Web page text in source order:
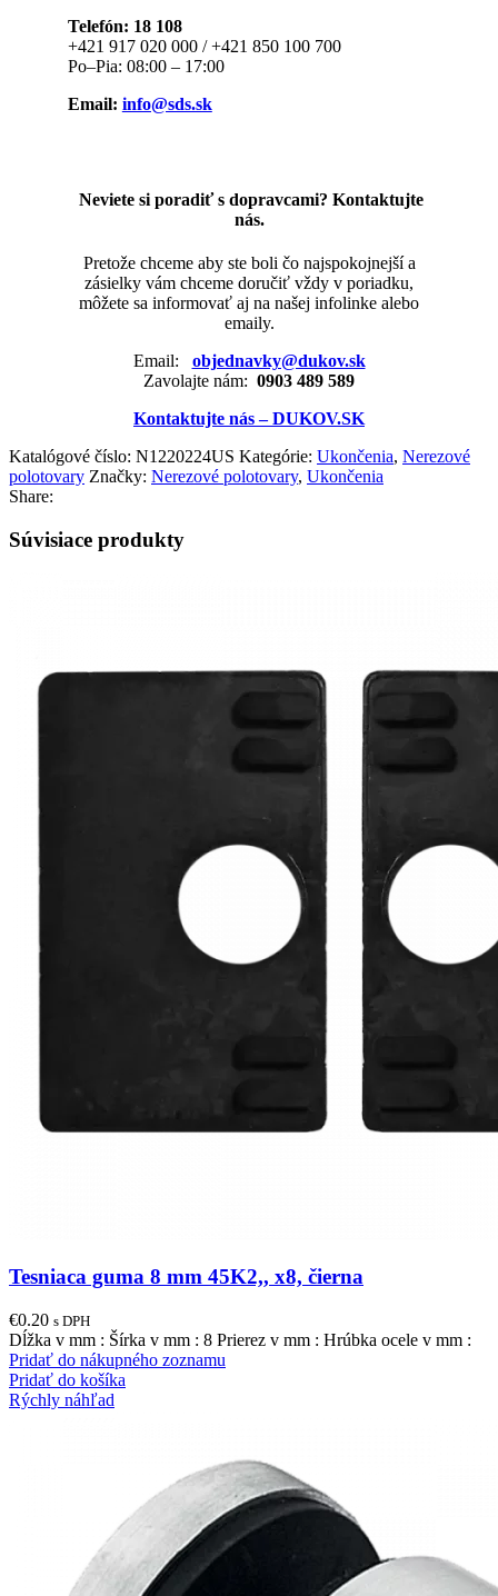
Telefón: 18 108
+421 917 020 000 / +421 850 100 700
Po–Pia: 08:00 – 17:00
Email: info@sds.sk
Neviete si poradiť s dopravcami? Kontaktujte
nás.
Pretože chceme aby ste boli čo najspokojnejší a
zásielky vám chceme doručiť vždy v poriadku,
môžete sa informovať aj na našej infolinke alebo
emaily.
Email: objednavky@dukov.sk
Zavolajte nám: 0903 489 589
Kontaktujte nás – DUKOV.SK
Katalógové číslo: N1220224US Kategórie: Ukončenia, Nerezové
polotovary Značky: Nerezové polotovary, Ukončenia
Share:
Súvisiace produkty
Tesniaca guma 8 mm 45K2,, x8, čierna
€0.20 s DPH
Dĺžka v mm : Šírka v mm : 8 Prierez v mm : Hrúbka ocele v mm :
Pridať do nákupného zoznamu
Pridať do košíka
Rýchly náhľad